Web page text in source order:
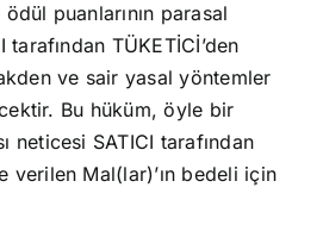
puanlarının parasal
TÜKETİCİ’den
ve sair yasal yöntemler
Bu hüküm, öyle bir
neticesi SATICI tarafından
verilen Mal(lar)’ın bedeli için